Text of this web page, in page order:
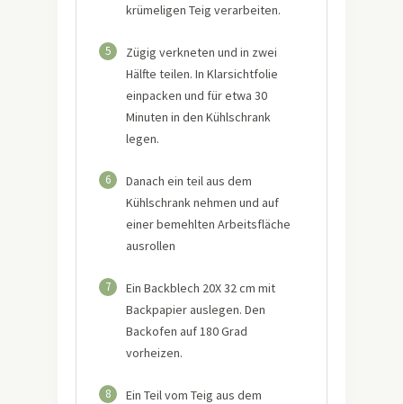
krümeligen Teig verarbeiten.
5
Zügig verkneten und in zwei
Hälfte teilen. In Klarsichtfolie
einpacken und für etwa 30
Minuten in den Kühlschrank
legen.
6
Danach ein teil aus dem
Kühlschrank nehmen und auf
einer bemehlten Arbeitsfläche
ausrollen
7
Ein Backblech 20X 32 cm mit
Backpapier auslegen. Den
Backofen auf 180 Grad
vorheizen.
8
Ein Teil vom Teig aus dem